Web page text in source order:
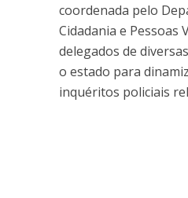
coordenada pelo
Cidadania e Pessoas
delegados de
o estado para
inquéritos policiais